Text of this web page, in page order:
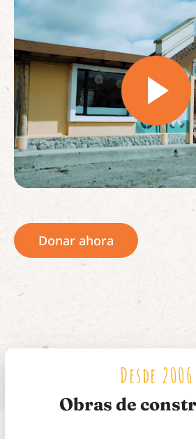
Donar ahora
Desde 2006
Obras de